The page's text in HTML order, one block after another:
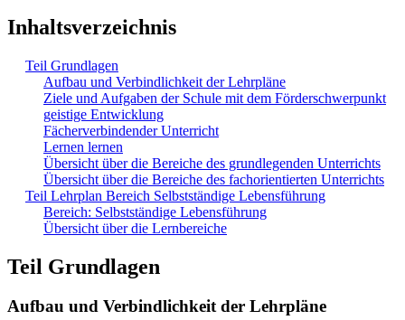
Inhaltsverzeichnis
Teil Grundlagen
Aufbau und Verbindlichkeit der Lehrpläne
Ziele und Aufgaben der Schule mit dem Förderschwerpunkt
geistige Entwicklung
Fächerverbindender Unterricht
Lernen lernen
Übersicht über die Bereiche des grundlegenden Unterrichts
Übersicht über die Bereiche des fachorientierten Unterrichts
Teil Lehrplan Bereich Selbstständige Lebensführung
Bereich: Selbstständige Lebensführung
Übersicht über die Lernbereiche
Teil Grundlagen
Aufbau und Verbindlichkeit der Lehrpläne